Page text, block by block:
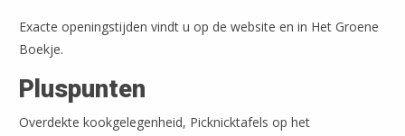
Exacte openingstijden vindt u op de website en in Het Groene
Boekje.
Pluspunten
Overdekte kookgelegenheid, Picknicktafels op het